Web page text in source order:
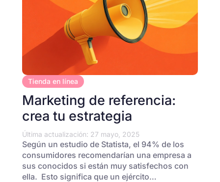
Tienda en línea
Marketing de referencia:
crea tu estrategia
Última actualización: 27 mayo, 2025
Según un estudio de Statista, el 94% de los
consumidores recomendarían una empresa a
sus conocidos si están muy satisfechos con
ella. Esto significa que un ejército…